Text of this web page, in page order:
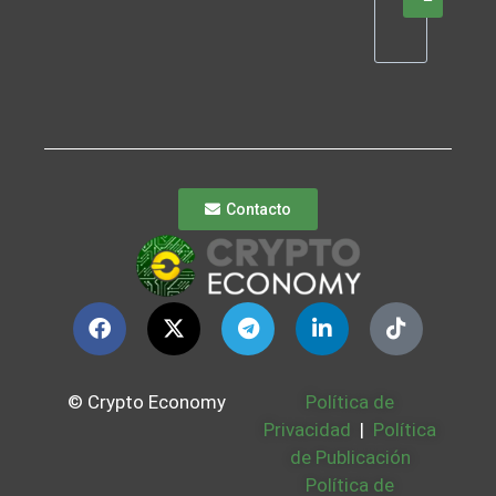
Contacto
© Crypto Economy
Política de
Privacidad | Política
de Publicación
Política de